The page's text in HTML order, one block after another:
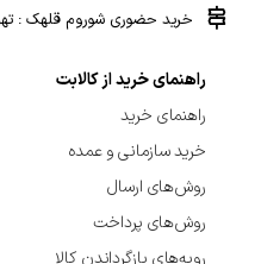
خرید حضوری شوروم قلهک :
راهنمای خرید از کالابت
راهنمای خرید
خرید سازمانی و عمده
روش‌های ارسال
روش‌های پرداخت